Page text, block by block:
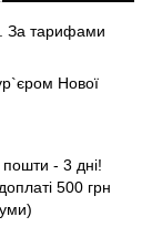
За тарифами
Нової
пошти - 3 дні!
500 грн